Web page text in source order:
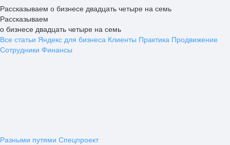
Рассказываем о бизнесе двадцать четыре на семь
Рассказываем
о бизнесе двадцать четыре на семь
Все статьи Яндекс для бизнеса Клиенты Практика Продвижение
Сотрудники Финансы
Разными путями Спецпроект